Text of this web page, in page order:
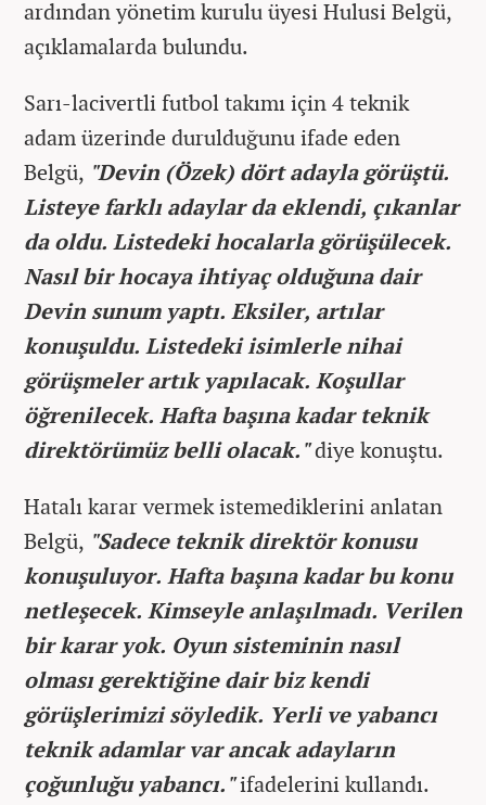
ardından yönetim kurulu üyesi Hulusi Belgü,
açıklamalarda bulundu.
Sarı-lacivertli futbol takımı için 4 teknik
adam üzerinde durulduğunu ifade eden
Belgü, "Devin (Özek) dört adayla görüştü.
Listeye farklı adaylar da eklendi, çıkanlar
da oldu. Listedeki hocalarla görüşülecek.
Nasıl bir hocaya ihtiyaç olduğuna dair
Devin sunum yaptı. Eksiler, artılar
konuşuldu. Listedeki isimlerle nihai
görüşmeler artık yapılacak. Koşullar
öğrenilecek. Hafta başına kadar teknik
direktörümüz belli olacak."diye konuştu.
Hatalı karar vermek istemediklerini anlatan
Belgü, "Sadece teknik direktör konusu
konuşuluyor. Hafta başına kadar bu konu
netleşecek. Kimseyle anlaşılmadı. Verilen
bir karar yok. Oyun sisteminin nasıl
olması gerektiğine dair biz kendi
görüşlerimizi söyledik. Yerli ve yabancı
teknik adamlar var ancak adayların
çoğunluğu yabancı."ifadelerini kullandı.